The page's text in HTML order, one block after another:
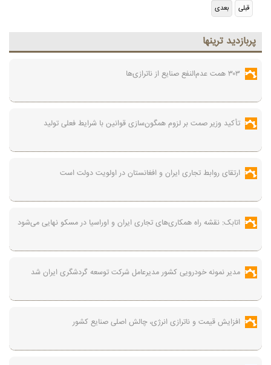
پربازديد ترينها
۳۰۳ همت عدم‌النفع صنایع از ناترازی‌ها
تأکید وزیر صمت بر لزوم همگون‌سازی قوانین با شرایط فعلی تولید
ارتقای روابط تجاری ایران و افغانستان در اولویت دولت است
اتابک: نقشه راه همکاری‌های تجاری ایران و اوراسیا در مسکو نهایی می‌شود
مدیر نمونه خودرویی کشور مدیرعامل شرکت توسعه گردشگری ایران شد
افزایش قیمت و ناترازی انرژی، چالش اصلی صنایع کشور